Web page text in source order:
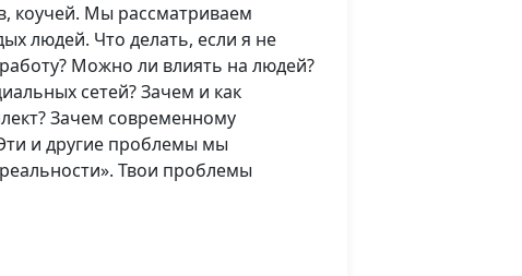
коучей. Мы рассматриваем
людей. Что делать, если я не
Можно ли влиять на людей?
сетей? Зачем и как
Зачем современному
и другие проблемы мы
Твои проблемы